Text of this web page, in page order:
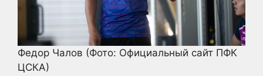
Федор Чалов (Фото: Официальный сайт ПФК
ЦСКА)